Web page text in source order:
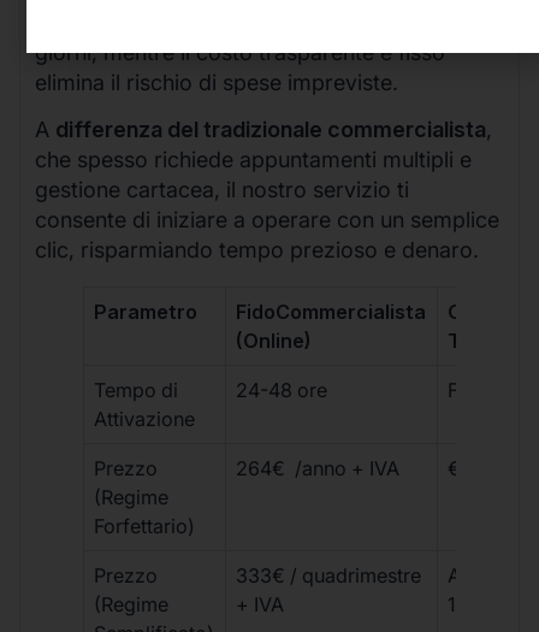
giorni, mentre il costo trasparente e fisso
elimina il rischio di spese impreviste.
A differenza del tradizionale commercialista,
che spesso richiede appuntamenti multipli e
gestione cartacea, il nostro servizio ti
consente di iniziare a operare con un semplice
clic, risparmiando tempo prezioso e denaro.
Parametro
FidoCommercialista
(Online)
Tempo di
Attivazione
24-48 ore Fino a 30
Prezzo
(Regime
Forfettario)
264€ /anno + IVA €500 –
Prezzo
(Regime
333€ / quadrimestre
+ IVA
A partire
1800 € +